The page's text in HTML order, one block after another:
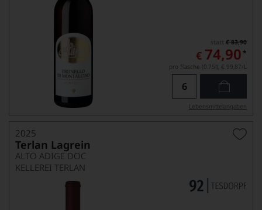
€ 83,90
€ 74,90 *
pro Flasche (0.75l), € 99,87/L
Lebensmittel­angaben
2025
Terlan Lagrein
ALTO ADIGE DOC
KELLEREI TERLAN